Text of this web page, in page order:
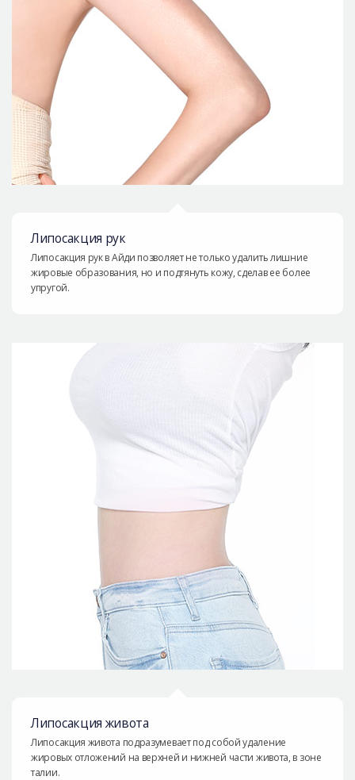
Липосакция рук
Липосакция рук в Айди позволяет не только удалить лишние
жировые образования, но и подтянуть кожу, сделав ее более
упругой.
Липосакция живота
Липосакция живота подразумевает под собой удаление
жировых отложений на верхней и нижней части живота, в зоне
талии.